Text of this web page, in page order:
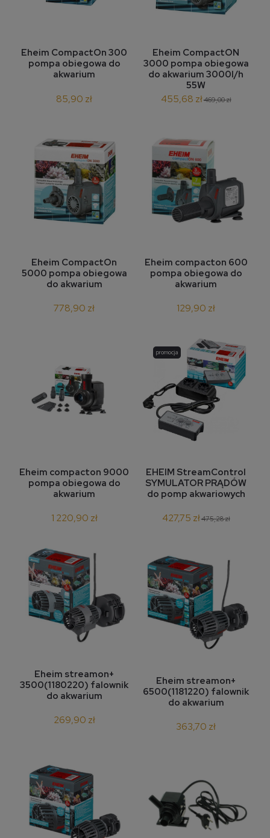
Eheim CompactOn 300
pompa obiegowa do
akwarium
85,90 zł
Eheim CompactON
3000 pompa obiegowa
do akwarium 3000l/h
55W
455,68 zł469,00 zł
Eheim CompactOn
5000 pompa obiegowa
do akwarium
778,90 zł
Eheim compacton 600
pompa obiegowa do
akwarium
129,90 zł
Eheim compacton 9000
pompa obiegowa do
akwarium
1 220,90 zł
EHEIM StreamControl
SYMULATOR PRĄDÓW
do pomp akwariowych
427,75 zł475,28 zł
promocja
Eheim streamon+
3500(1180220) falownik
do akwarium
269,90 zł
Eheim streamon+
6500(1181220) falownik
do akwarium
363,70 zł